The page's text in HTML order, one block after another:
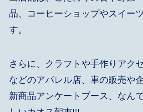
品、コーヒーショップやスイー
す。
さらに、クラフトや手作りアク
などのアパレル店、車の販売や
新商品アンケートブース、なん